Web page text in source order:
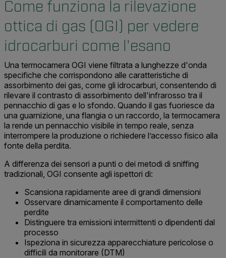
Come funziona la rilevazione
ottica di gas (OGI) per vedere
idrocarburi come l'esano
Una termocamera OGI viene filtrata a lunghezze d'onda
specifiche che corrispondono alle caratteristiche di
assorbimento dei gas, come gli idrocarburi, consentendo di
rilevare il contrasto di assorbimento dell'infrarosso tra il
pennacchio di gas e lo sfondo. Quando il gas fuoriesce da
una guarnizione, una flangia o un raccordo, la termocamera
la rende un pennacchio visibile in tempo reale, senza
interrompere la produzione o richiedere l’accesso fisico alla
fonte della perdita.
A differenza dei sensori a punti o dei metodi di sniffing
tradizionali, OGI consente agli ispettori di:
Scansiona rapidamente aree di grandi dimensioni
Osservare dinamicamente il comportamento delle
perdite
Distinguere tra emissioni intermittenti o dipendenti dal
processo
Ispeziona in sicurezza apparecchiature pericolose o
difficili da monitorare (DTM)